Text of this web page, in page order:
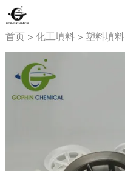
首页 > 化工填料> 塑料填料